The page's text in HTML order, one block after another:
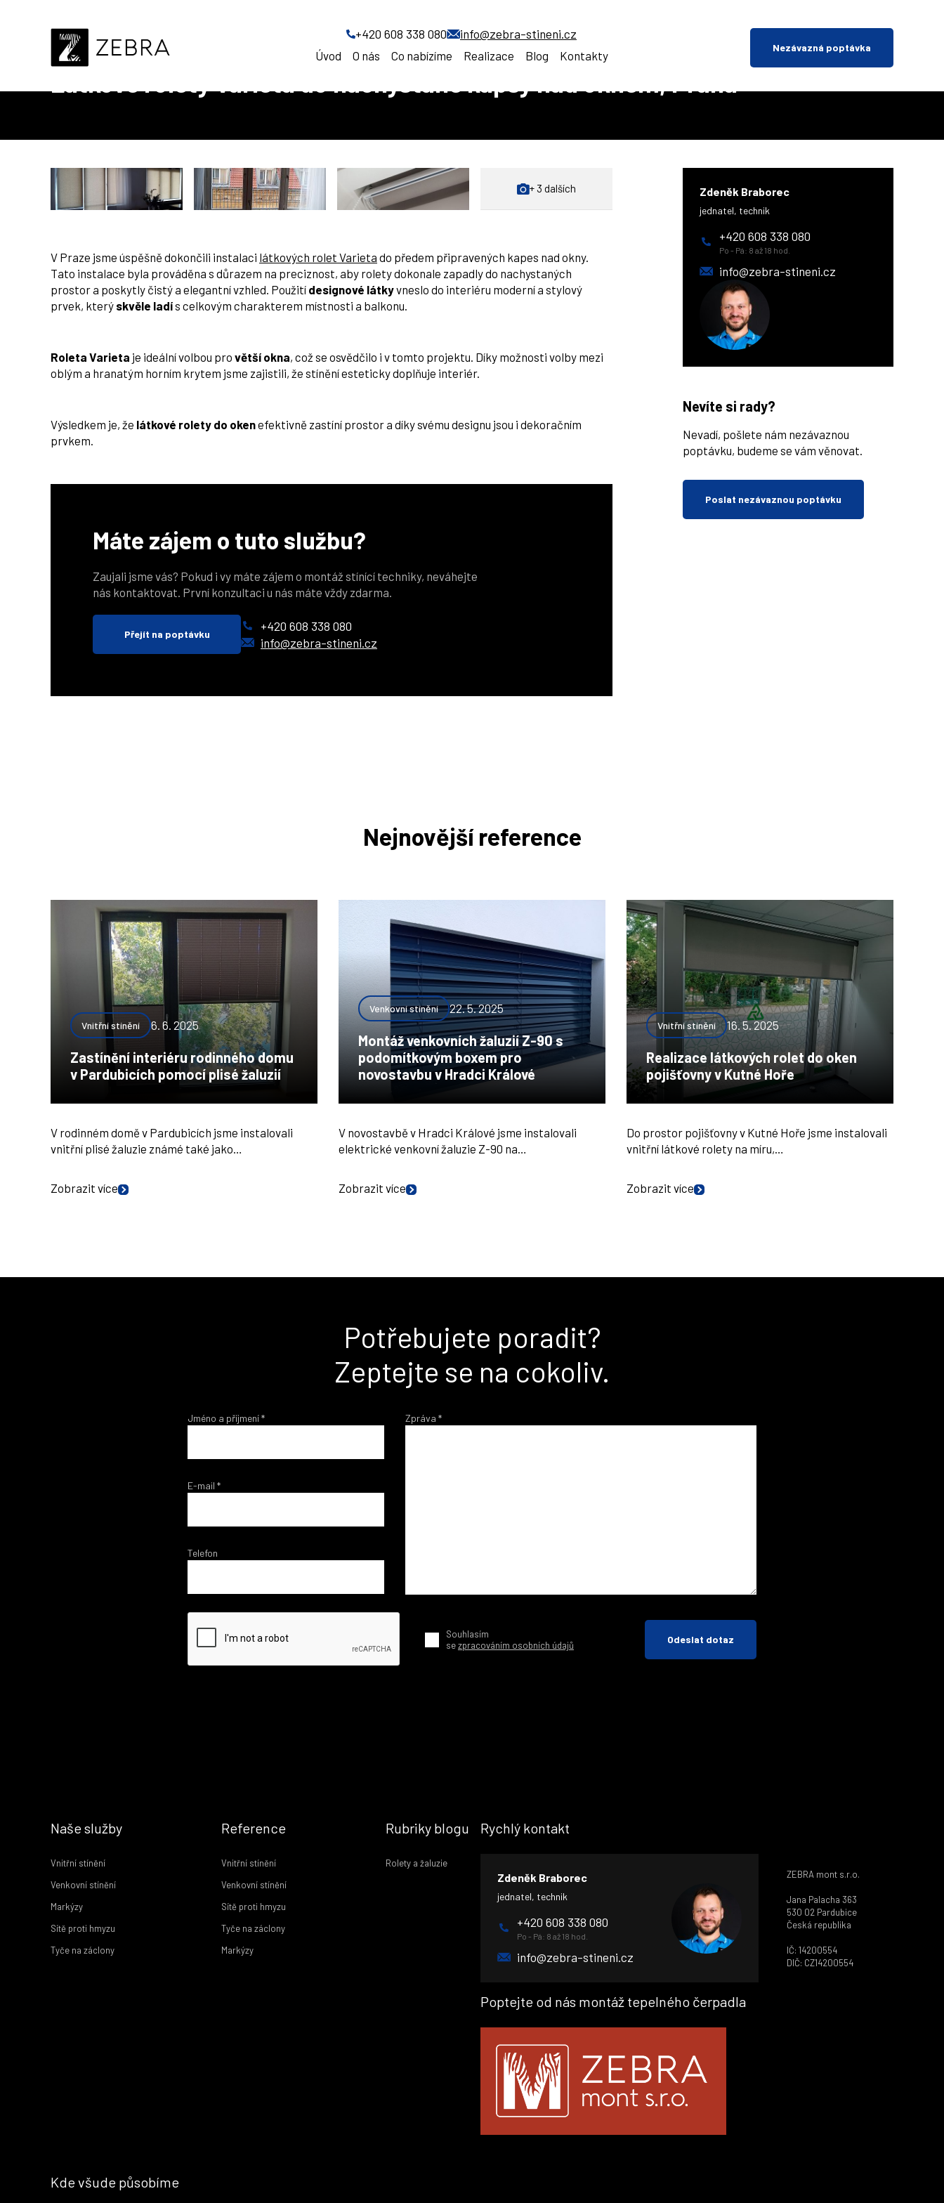
+420 608 338 080 info@zebra-stineni.cz
Úvod O nás Co nabízíme Realizace Blog Kontakty
Nezávazná poptávka
ÚvodRealizace Látkové rolety Varieta do nachystané kapsy nad oknem, Praha
+ 3 dalších
V Praze jsme úspěšně dokončili instalaci látkových rolet Varieta do předem připravených kapes nad okny.
Tato instalace byla prováděna s důrazem na preciznost, aby rolety dokonale zapadly do nachystaných
prostor a poskytly čistý a elegantní vzhled. Použití designové látkyvneslo do interiéru moderní a stylový
prvek, který skvěle ladís celkovým charakterem místnosti a balkonu.
Roleta Varieta je ideální volbou pro větší okna, což se osvědčilo i v tomto projektu. Díky možnosti volby mezi
oblým a hranatým horním krytem jsme zajistili, že stínění esteticky doplňuje interiér.
Výsledkem je, že látkové rolety do okenefektivně zastíní prostor a díky svému designu jsou i dekoračním
prvkem.
Máte zájem o tuto službu?
Zaujali jsme vás? Pokud i vy máte zájem o montáž stínící techniky, neváhejte
nás kontaktovat. První konzultaci u nás máte vždy zdarma.
Přejít na poptávku
+420 608 338 080
info@zebra-stineni.cz
Zdeněk Braborec
jednatel, technik
+420 608 338 080
Po - Pá: 8 až 18 hod.
info@zebra-stineni.cz
Nevíte si rady?
Nevadí, pošlete nám nezávaznou
poptávku, budeme se vám věnovat.
Poslat nezávaznou poptávku
Nejnovější reference
Vnitřní stínění 6. 6. 2025
Zastínění interiéru rodinného domu
v Pardubicích pomocí plisé žaluzií
V rodinném domě v Pardubicích jsme instalovali
vnitřní plisé žaluzie známé také jako…
Zobrazit více
Venkovní stínění 22. 5. 2025
Montáž venkovních žaluzií Z-90 s
podomítkovým boxem pro
novostavbu v Hradci Králové
V novostavbě v Hradci Králové jsme instalovali
elektrické venkovní žaluzie Z-90 na…
Zobrazit více
Vnitřní stínění 16. 5. 2025
Realizace látkových rolet do oken
pojišťovny v Kutné Hoře
Do prostor pojišťovny v Kutné Hoře jsme instalovali
vnitřní látkové rolety na míru,…
Zobrazit více
Potřebujete poradit?
Zeptejte se na cokoliv.
Jméno a příjmení*
E-mail *
Telefon
Zpráva *
Souhlasím
sezpracováním osobních údajů Odeslat dotaz
Naše služby
Vnitřní stínění
Venkovní stínění
Markýzy
Sítě proti hmyzu
Tyče na záclony
Reference
Vnitřní stínění
Venkovní stínění
Sítě proti hmyzu
Tyče na záclony
Markýzy
Rubriky blogu
Rolety a žaluzie
Rychlý kontakt
Zdeněk Braborec
jednatel, technik
+420 608 338 080
Po - Pá: 8 až 18 hod.
info@zebra-stineni.cz
ZEBRA mont s.r.o.
Jana Palacha 363
530 02 Pardubice
Česká republika
IČ: 14200554
DIČ: CZ14200554
Poptejte od nás montáž tepelného čerpadla
Kde všude působíme